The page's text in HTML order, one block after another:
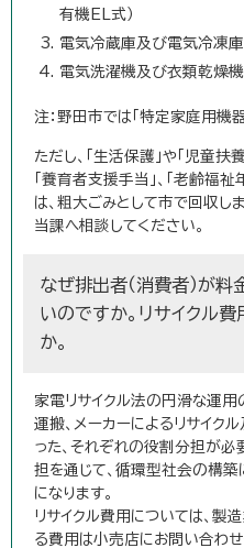
有機EL式）
電気冷蔵庫及び電気冷凍庫
電気洗濯機及び衣類乾燥機
注：野田市では「特定家庭用機
ただし、「生活保護」や「児童扶
「養育者支援手当」、「老齢福
は、粗大ごみとして市で回収し
当課へ相談してください。
なぜ排出者（消費者）が
いのですか。リサイクル
か。
家電リサイクル法の円滑な運用
運搬、メーカーによるリサイク
った、それぞれの役割分担が
担を通じて、循環型社会の構築
になります。
リサイクル費用については、製
る費用は小売店にお問い合わせ